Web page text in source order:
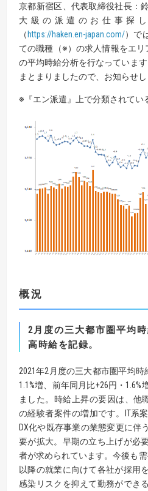
京都新宿区、代表取締役社長：
大級の派遣のお仕事探
（https://haken.en-japan.com/）で
ての職種（※）の求人情報をエ
の平均時給分析を行なっていま
まとまりましたので、お知らせし
※『エン派遣』上で分類されてい
概況
2月度の三大都市圏平均
高時給を記録。
2021年2月度の三大都市圏平均時
1.1%増、前年同月比+26円・
ました。時給上昇の要因は、他
の経験者案件の増加です。IT系
DX化や既存事業の業態変更に伴
要が拡大。早期の立ち上げが必
者が求められています。今後も
以降の就業に向けて各社が採用
感染リスクを抑えて勤務ができ